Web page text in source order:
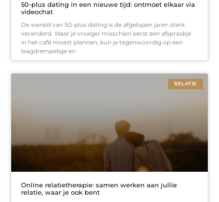
50-plus dating in een nieuwe tijd: ontmoet elkaar via
videochat
De wereld van 50-plus dating is de afgelopen jaren sterk
veranderd. Waar je vroeger misschien eerst een afspraakje
in het café moest plannen, kun je tegenwoordig op een
laagdrempelige en
RELATIE
Online relatietherapie: samen werken aan jullie
relatie, waar je ook bent